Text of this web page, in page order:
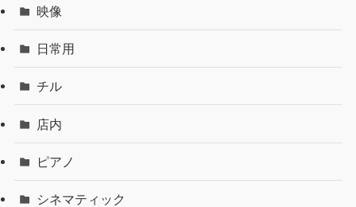
映像
日常用
チル
店内
ピアノ
シネマティック